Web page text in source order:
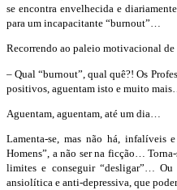
se encontra envelhecida e
para um incapacitante “burnout”…
Recorrendo ao paleio motivacional de
– Qual “burnout”, qual quê?! Os
positivos, aguentam isto e muito mais…
Aguentam, aguentam, até um dia…
Lamenta-se, mas não há, infalíveis
Homens”, a não ser na ficção…
limites e conseguir “desligar”… Ou
ansiolítica e anti-depressiva, que